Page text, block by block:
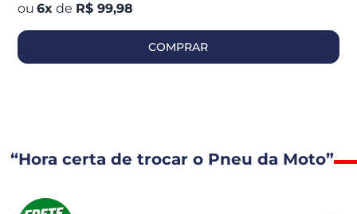
6x de R$ 99,98
COMPRAR
“Hora certa de trocar o Pneu da Moto”